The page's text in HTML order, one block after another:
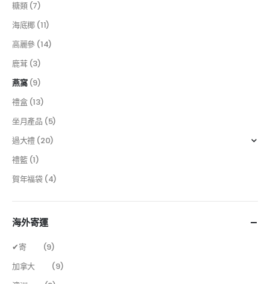
糖類 (7)
海底椰 (11)
高麗參 (14)
鹿茸 (3)
燕窩 (9)
禮盒 (13)
坐月產品 (5)
過大禮 (20)
禮籃 (1)
賀年福袋 (4)
海外寄運
✔寄
(9)
加拿大
(9)